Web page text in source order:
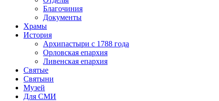
Благочиния
Документы
Храмы
История
Архипастыри с 1788 года
Орловская епархия
Ливенская епархия
Святые
Святыни
Музей
Для СМИ